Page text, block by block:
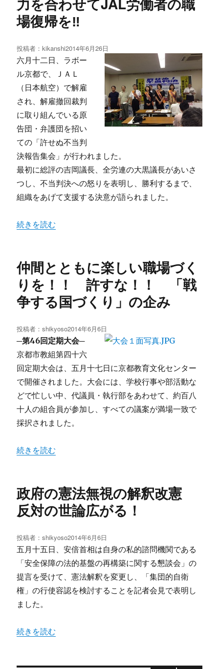
場復帰を‼
投稿者：kikanshi投
稿
2014年6月26日
六月十二日、ラボー
ル京都で、ＪＡＬ
（日本航空）で解雇
され、解雇撤回裁判
に取り組んでいる原
告団・弁護団を招い
ての「許せぬ不当判
決報告集会」が行われました。
最初に総評の吉岡議長、全労連の大黒議長があいさ
つし、不当判決への怒りを表明し、勝利するまで、
組織をあげて支援する決意が語られました。
“力を合わせてJAL労働者の職場復帰を‼” の
続きを読む
仲間とともに楽しい職場づく
りを！！ 許すな！！ 「戦
争する国づくり」の企み
投稿者：shikyoso投
稿
日:
2014年6月6日
─第46回定期大会─
京都市教組第四十六
回定期大会は、五月十七日に京都教育文化センター
で開催されました。大会には、学校行事や部活動な
どで忙しい中、代議員・執行部をあわせて、約百八
十人の組合員が参加し、すべての議案が満場一致で
採択されました。
“仲間とともに楽しい職場づくりを！！ 許すな！！ 「
続きを読む
政府の憲法無視の解釈改憲
反対の世論広がる！
投稿者：shikyoso投
稿
日:
2014年6月6日
五月十五日、安倍首相は自身の私的諮問機関である
「安全保障の法的基盤の再構築に関する懇談会」の
提言を受けて、憲法解釈を変更し、「集団的自衛
権」の行使容認を検討することを記者会見で表明し
ました。
“政府の憲法無視の解釈改憲 反対の世論広がる！” の
続きを読む